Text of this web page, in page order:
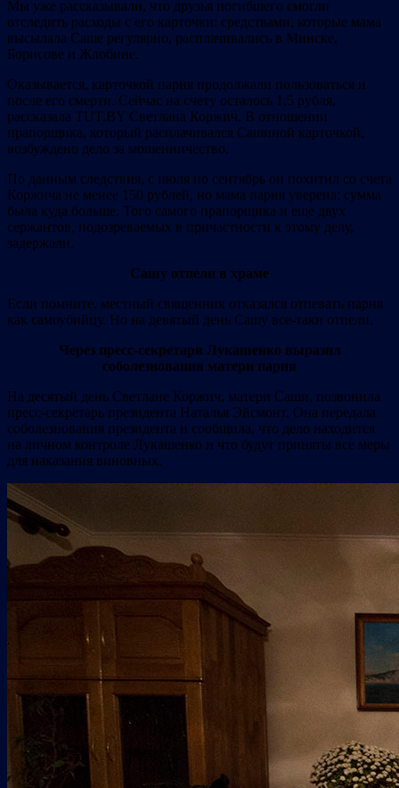
Мы уже рассказывали, что друзья погибшего смогли
отследить расходы с его карточки: средствами, которые мама
высылала Саше регулярно, расплачивались в Минске,
Борисове и Жлобине.
Оказывается, карточкой парня продолжали пользоваться и
после его смерти. Сейчас на счету осталось 1,5 рубля,
рассказала TUT.BY Светлана Коржич. В отношении
прапорщика, который расплачивался Сашиной карточкой,
возбуждено дело за мошенничество.
По данным следствия, с июля по сентябрь он похитил со счета
Коржича не менее 150 рублей, но мама парня уверена: сумма
была куда больше. Того самого прапорщика и еще двух
сержантов, подозреваемых в причастности к этому делу,
задержали.
Сашу отпели в храме
Если помните, местный священник отказался отпевать парня
как самоубийцу. Но на девятый день Сашу все-таки отпели.
Через пресс-секретаря Лукашенко выразил
соболезнования матери парня
На десятый день Светлане Коржич, матери Саши, позвонила
пресс-секретарь президента Наталья Эйсмонт. Она передала
соболезнования президента и сообщила, что дело находится
на личном контроле Лукашенко и что будут приняты все меры
для наказания виновных.